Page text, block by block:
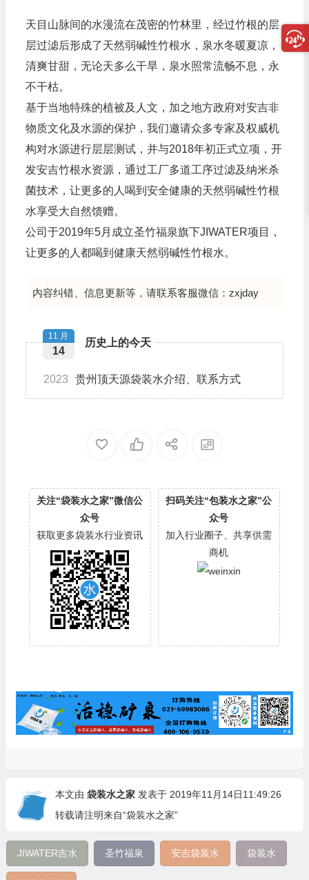
天目山脉间的水漫流在茂密的竹林里，经过竹根的层
层过滤后形成了天然弱碱性竹根水，泉水冬暖夏凉，
清爽甘甜，无论天多么干旱，泉水照常流畅不息，永
不干枯。
基于当地特殊的植被及人文，加之地方政府对安吉非
物质文化及水源的保护，我们邀请众多专家及权威机
构对水源进行层层测试，并与2018年初正式立项，开
发安吉竹根水资源，通过工厂多道工序过滤及纳米杀
菌技术，让更多的人喝到安全健康的天然弱碱性竹根
水享受大自然馈赠。
公司于2019年5月成立圣竹福泉旗下JIWATER项目，
让更多的人都喝到健康天然弱碱性竹根水。
内容纠错、信息更新等，请联系客服微信：zxjday
历史上的今天
11 月
14
2023 贵州顶天源袋装水介绍、联系方式
关注“袋装水之家”微信公
众号
获取更多袋装水行业资讯
扫码关注“包装水之家”公
众号
加入行业圈子、共享供需
商机
本文由 袋装水之家发表于 2019年11月14日11:49:26
转载请注明来自“袋装水之家”
JIWATER吉水 圣竹福泉 安吉袋装水 袋装水